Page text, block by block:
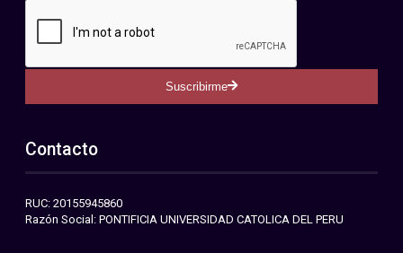
Suscribirme
Contacto
RUC: 20155945860
Razón Social: PONTIFICIA UNIVERSIDAD CATOLICA DEL PERU